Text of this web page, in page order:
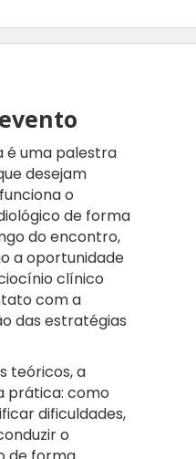
é uma palestra
desejam
o
de forma
do encontro,
a oportunidade
clínico
com a
das estratégias
teóricos, a
prática: como
dificuldades,
o